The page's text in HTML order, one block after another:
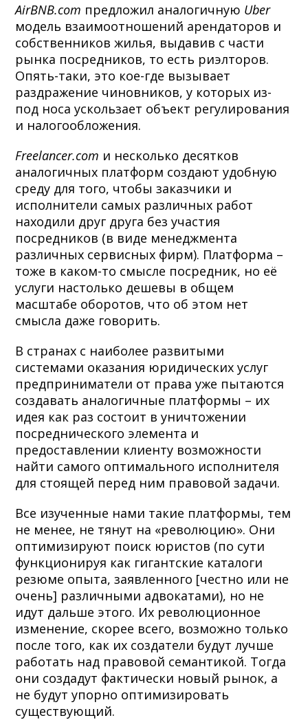
AirBNB.com предложил аналогичную Uber
модель взаимоотношений арендаторов и
собственников жилья, выдавив с части
рынка посредников, то есть риэлторов.
Опять-таки, это кое-где вызывает
раздражение чиновников, у которых из-
под носа ускользает объект регулирования
и налогообложения.
Freelancer.com и несколько десятков
аналогичных платформ создают удобную
среду для того, чтобы заказчики и
исполнители самых различных работ
находили друг друга без участия
посредников (в виде менеджмента
различных сервисных фирм). Платформа –
тоже в каком-то смысле посредник, но её
услуги настолько дешевы в общем
масштабе оборотов, что об этом нет
смысла даже говорить.
В странах с наиболее развитыми
системами оказания юридических услуг
предприниматели от права уже пытаются
создавать аналогичные платформы – их
идея как раз состоит в уничтожении
посреднического элемента и
предоставлении клиенту возможности
найти самого оптимального исполнителя
для стоящей перед ним правовой задачи.
Все изученные нами такие платформы, тем
не менее, не тянут на «революцию». Они
оптимизируют поиск юристов (по сути
функционируя как гигантские каталоги
резюме опыта, заявленного [честно или не
очень] различными адвокатами), но не
идут дальше этого. Их революционное
изменение, скорее всего, возможно только
после того, как их создатели будут лучше
работать над правовой семантикой. Тогда
они создадут фактически новый рынок, а
не будут упорно оптимизировать
существующий.